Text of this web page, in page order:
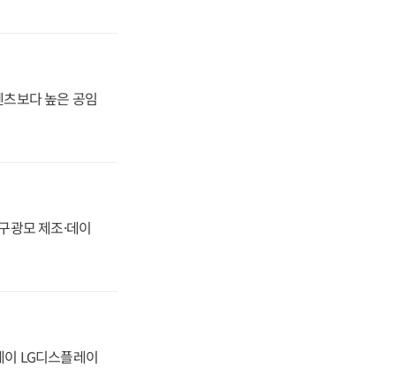
보다 높은 공임
광모 제조·데이
LG디스플레이